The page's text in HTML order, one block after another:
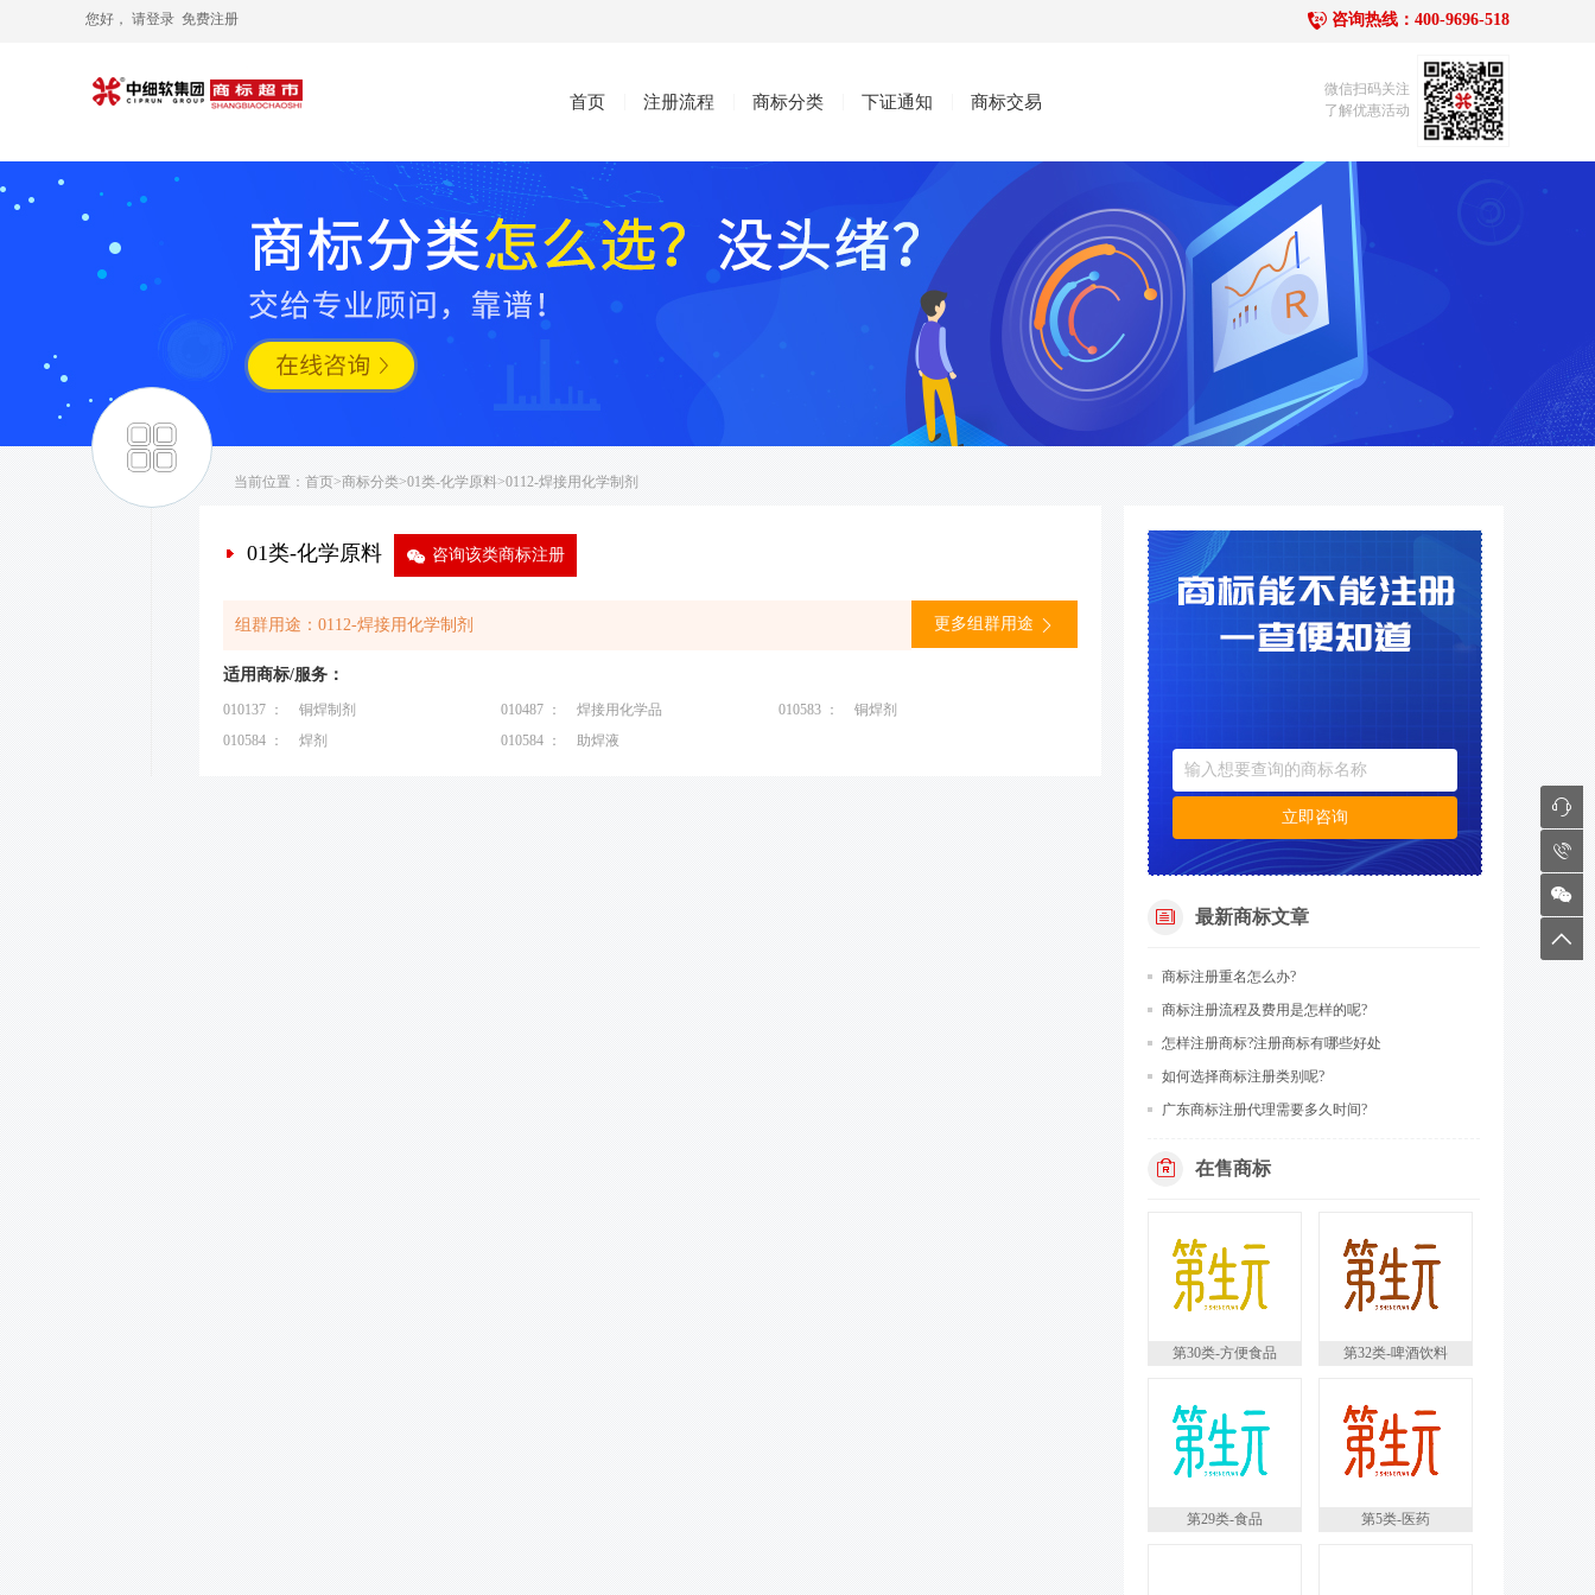
您好， 请登录 免费注册 1 咨询热线：400-9696-518
首页 注册流程 商标分类 下证通知 商标交易
微信扫码关注
了解优惠活动
当前位置： 首页>商标分类>01类-化学原料>0112-焊接用化学制剂
01类-化学原料 9 咨询该类商标注册
组群用途：0112-焊接用化学制剂 更多组群用途 2
适用商标/服务：
010137 ： 铜焊制剂 010487 ： 焊接用化学品 010583 ：
铜焊剂
010584 ：
焊剂 010584 ： 助焊液
立即咨询
最新商标文章
商标注册​重名怎么办?
商标注册流程及费用是怎样的呢?
怎样注册商标?注册商标有哪些好处
如何选择商标注册类别呢?
广东商标注册代理需要多久时间?
在售商标
第30类-方便食品 第32类-啤酒饮料
第29类-食品 第5类-医药
7
8
9
6